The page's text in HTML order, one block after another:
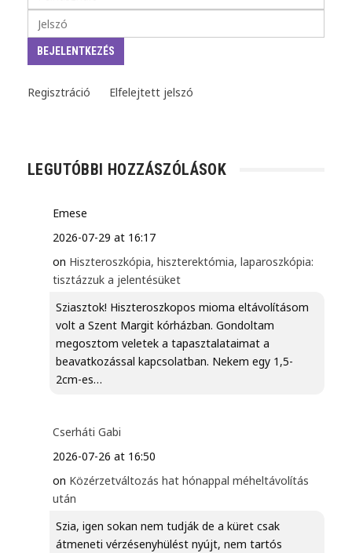
Regisztráció Elfelejtett jelszó
LEGUTÓBBI HOZZÁSZÓLÁSOK
Emese
2026-07-29 at 16:17
on Hiszteroszkópia, hiszterektómia, laparoszkópia:
tisztázzuk a jelentésüket
Sziasztok! Hiszteroszkopos mioma eltávolításom
volt a Szent Margit kórházban. Gondoltam
megosztom veletek a tapasztalataimat a
beavatkozással kapcsolatban. Nekem egy 1,5-
2cm-es…
Cserháti Gabi
2026-07-26 at 16:50
on Közérzetváltozás hat hónappal méheltávolítás
után
Szia, igen sokan nem tudják de a küret csak
átmeneti vérzésenyhülést nyújt, nem tartós